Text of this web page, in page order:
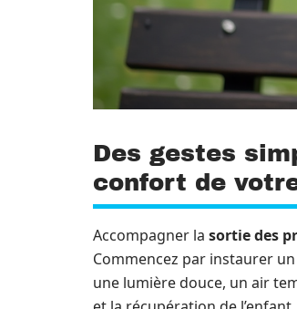
Des gestes
confort de
Accompagner la sortie des
Commencez par instaurer un
une lumière douce, un air